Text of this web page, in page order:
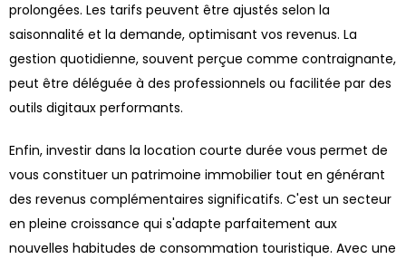
prolongées. Les tarifs peuvent être ajustés selon la
saisonnalité et la demande, optimisant vos revenus. La
gestion quotidienne, souvent perçue comme contraignante,
peut être déléguée à des professionnels ou facilitée par des
outils digitaux performants.
Enfin, investir dans la location courte durée vous permet de
vous constituer un patrimoine immobilier tout en générant
des revenus complémentaires significatifs. C'est un secteur
en pleine croissance qui s'adapte parfaitement aux
nouvelles habitudes de consommation touristique. Avec une